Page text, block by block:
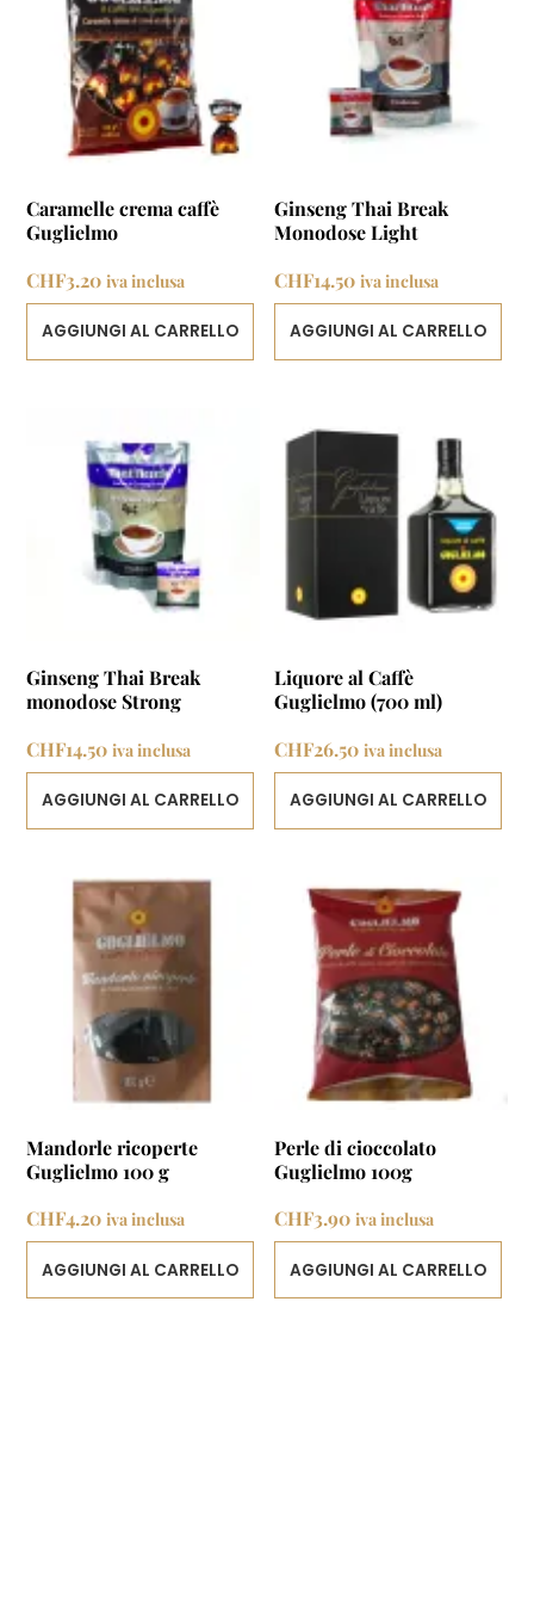
opzioni
possono
essere
scelte
nella
del
Caramelle crema caffè
Guglielmo
CHF3.20 iva inclusa
AGGIUNGI AL CARRELLO
Ginseng Thai Break
Monodose Light
CHF14.50 iva inclusa
AGGIUNGI AL CARRELLO
Ginseng Thai Break
monodose Strong
CHF14.50 iva inclusa
AGGIUNGI AL CARRELLO
Liquore al Caffè
Guglielmo (700 ml)
CHF26.50 iva inclusa
AGGIUNGI AL CARRELLO
Mandorle ricoperte
Guglielmo 100 g
CHF4.20 iva inclusa
AGGIUNGI AL CARRELLO
Perle di cioccolato
Guglielmo 100g
CHF3.90 iva inclusa
AGGIUNGI AL CARRELLO